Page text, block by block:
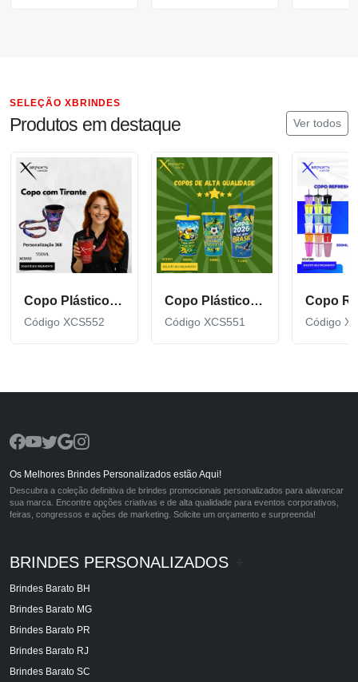
SELEÇÃO XBRINDES
Produtos em destaque Ver todos
Copo Plástico de 550 ML com Tirante Personalizado XCS552
Código XCS552
Copo Plástico personalizado In Mold Label 360 XCS551
Código XCS551 Código
Os Melhores Brindes Personalizados estão Aqui!
Descubra a coleção definitiva de brindes promocionais personalizados para alavancar
sua marca. Encontre opções criativas e de alta qualidade para eventos corporativos,
feiras, congressos e ações de marketing. Solicite um orçamento e surpreenda!
BRINDES PERSONALIZADOS
Brindes Barato BH
Brindes Barato MG
Brindes Barato PR
Brindes Barato RJ
Brindes Barato SC